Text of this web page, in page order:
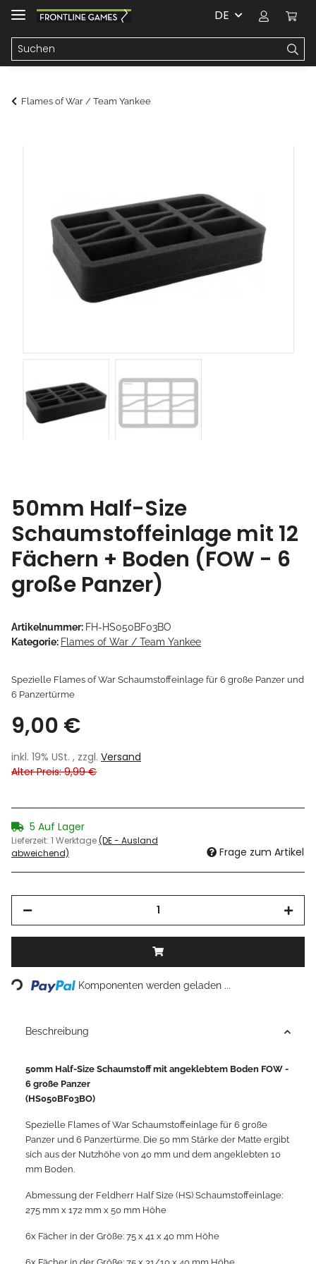
DE
Flames of War / Team Yankee
50mm Half-Size
Schaumstoffeinlage mit 12
Fächern + Boden (FOW - 6
große Panzer)
Artikelnummer: FH-HS050BF03BO
Kategorie: Flames of War / Team Yankee
Spezielle Flames of War Schaumstoffeinlage für 6 große Panzer und
6 Panzertürme
9,00 €
inkl. 19% USt. , zzgl. Versand
Alter Preis: 9,99 €
5 Auf Lager
Lieferzeit: 1 Werktage(DE - Ausland
abweichend)
Frage zum Artikel
Komponenten werden geladen ...
Beschreibung
50mm Half-Size Schaumstoff mit angeklebtem Boden FOW -
6 große Panzer
(HS050BF03BO)
Spezielle Flames of War Schaumstoffeinlage für 6 große
Panzer und 6 Panzertürme. Die 50 mm Stärke der Matte ergibt
sich aus der Nutzhöhe von 40 mm und dem angeklebten 10
mm Boden.
Abmessung der Feldherr Half Size (HS) Schaumstoffeinlage:
275 mm x 172 mm x 50 mm Höhe
6x Fächer in der Größe: 75 x 41 x 40 mm Höhe